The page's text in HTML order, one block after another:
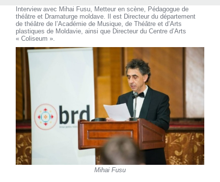
Interview avec Mihai Fusu, Metteur en scène, Pédagogue de
théâtre et Dramaturge moldave. Il est Directeur du département
de théâtre de l’Académie de Musique, de Théâtre et d’Arts
plastiques de Moldavie, ainsi que Directeur du Centre d’Arts
« Coliseum ».
Mihai Fusu